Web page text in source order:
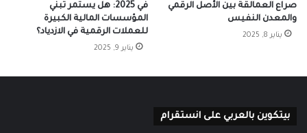
في 2025: هل يستمر تبني
المؤسسات المالية الكبيرة
للعملات الرقمية في الازدياد؟
يناير 9, 2025
صراع العمالقة بين الأصل الرقمي
والمعدن النفيس
يناير 8, 2025
بيتكوين بالعربي على انستقرام